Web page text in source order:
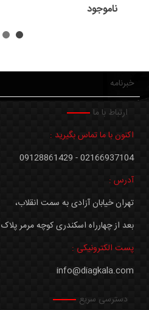
ناموجود
خبرنامه
ارتباط با ما
اکنون با ما تماس بگیرید :
02166937104 - 09128861429
آدرس :
تهران خیابان آزادی به سمت انقلاب،
بعد از چهارراه اسکندری کوچه مرمر پلاک 7 واحد 1
پست الکترونیکی :
info@diagkala.com
دسترسی سریع